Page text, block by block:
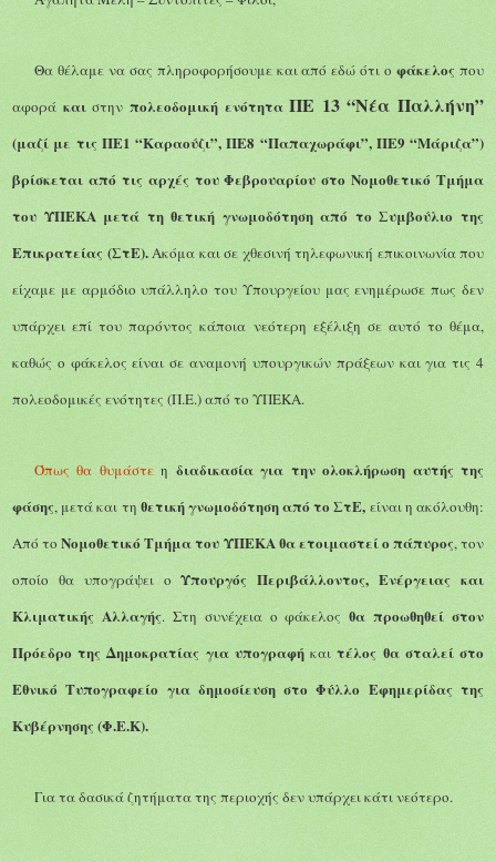
Θα θέλαμε να σας πληροφορήσουμε και από εδώ ότιοφάκελος που
αφορά καιστην πολεοδομική ενότηταΠΕ 13 “Νέα Παλλήνη”
(μαζί με τις ΠΕ1 “Καραούζι”, ΠΕ8 “Παπαχωράφι”, ΠΕ9 “Μάριζα”)
βρίσκεται από τις αρχές του Φεβρουαρίουστο Νομοθετικό Τμήμα
του ΥΠΕΚΑ μετά τη θετική γνωμοδότηση από τοΣυμβούλιο της
Επικρατείας (ΣτΕ).Ακόμα και σε χθεσινή τηλεφωνική επικοινωνία που
είχαμε με αρμόδιο υπάλληλο του Υπουργείου μας ενημέρωσε πως δεν
υπάρχει επί του παρόντος κάποια νεότερη εξέλιξη σε αυτό το θέμα,
καθώς ο φάκελος είναι σε αναμονή υπουργικών πράξεων και για τις 4
πολεοδομικές ενότητες (Π.Ε.) από το ΥΠΕΚΑ.
Όπως θα θυμάστεη διαδικασία για την ολοκλήρωση αυτής της
φάσης, μετά και τη θετική γνωμοδότηση από το ΣτΕ, είναι η ακόλουθη:
Από το ΝομοθετικόTμήμα του ΥΠΕΚΑ θα ετοιμαστείο πάπυρος,τον
οποίο θα υπογράψει οΥπουργός Περιβάλλοντος, Ενέργειας και
Κλιματικής Αλλαγής.Στη συνέχεια ο φάκελοςθα προωθηθεί στον
Πρόεδρο της Δημοκρατίας για υπογραφή καιτέλος θα σταλεί στο
Εθνικό Τυπογραφείο για δημοσίευση στο Φύλλο Εφημερίδας της
Κυβέρνησης (Φ.Ε.Κ).
Για τα δασικά ζητήματα της περιοχής δεν υπάρχει κάτι νεότερο.